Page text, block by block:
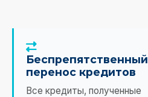
Беспрепятственный
перенос кредитов
Все кредиты, полученные